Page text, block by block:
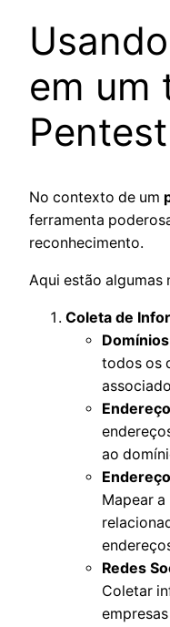
em um
Pentest
No contexto de um
ferramenta
reconhecimento.
Aqui estão algumas
Coleta de
todos os
ao
Mapear
Redes
Coletar